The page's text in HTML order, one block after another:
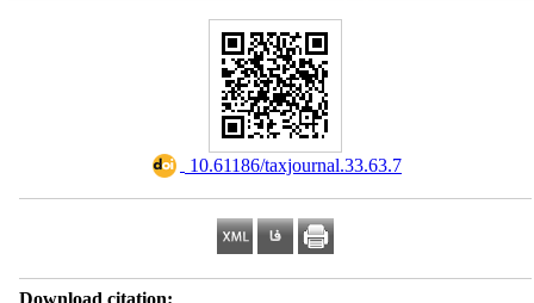
‎ 10.61186/taxjournal.33.63.7
Download citation: